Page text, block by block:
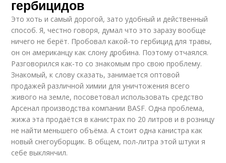
гербицидов
Это хоть и самый дорогой, зато удобный и действенный
способ. Я, честно говоря, думал что это заразу вообще
ничего не берёт. Пробовал какой-то гербицид для травы,
он он американцу как слону дробина. Поэтому отчаялся.
Разговорился как-то со знакомым про свою проблему.
Знакомый, к слову сказать, занимается оптовой
продажей различной химии для уничтожения всего
живого на земле, посоветовал использовать средство
Арсенал производства компании BASF. Одна проблема,
жижа эта продаётся в канистрах по 20 литров и в розницу
не найти меньшего объёма. А стоит одна канистра как
новый снегоуборщик. В общем, пол-литра этой штуки я
себе выклянчил.